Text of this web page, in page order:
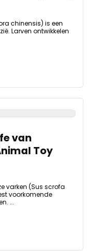
chinensis) is een
Larven ontwikkelen
van
Toy
varken (Sus scrofa
voorkomende
...